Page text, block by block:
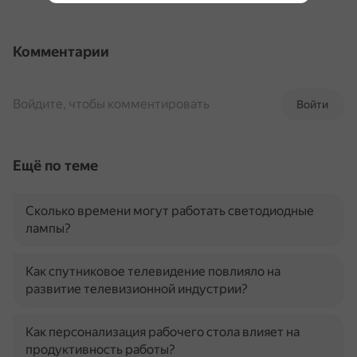
Комментарии
Войти
Войдите, чтобы комментировать
Ещё по теме
Сколько времени могут работать светодиодные
лампы?
Как спутниковое телевидение повлияло на
развитие телевизионной индустрии?
Как персонализация рабочего стола влияет на
продуктивность работы?